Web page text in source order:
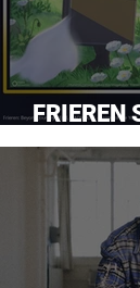
FRIEREN
ANIME